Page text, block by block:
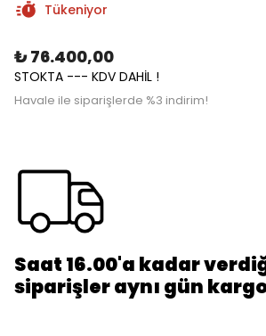
Tükeniyor
₺ 76.400,00
STOKTA --- KDV DAHİL !
Havale ile siparişlerde %3 indirim!
Saat 16.00'a kadar
siparişler aynı gün